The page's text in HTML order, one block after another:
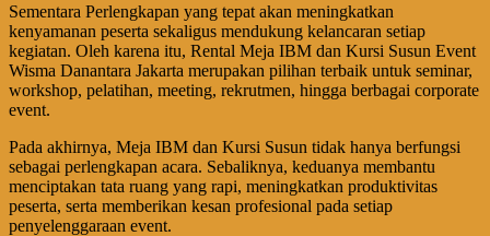
Sementara Perlengkapan yang tepat akan meningkatkan
kenyamanan peserta sekaligus mendukung kelancaran setiap
kegiatan. Oleh karena itu, Rental Meja IBM dan Kursi Susun Event
Wisma Danantara Jakarta merupakan pilihan terbaik untuk seminar,
workshop, pelatihan, meeting, rekrutmen, hingga berbagai corporate
event.
Pada akhirnya, Meja IBM dan Kursi Susun tidak hanya berfungsi
sebagai perlengkapan acara. Sebaliknya, keduanya membantu
menciptakan tata ruang yang rapi, meningkatkan produktivitas
peserta, serta memberikan kesan profesional pada setiap
penyelenggaraan event.